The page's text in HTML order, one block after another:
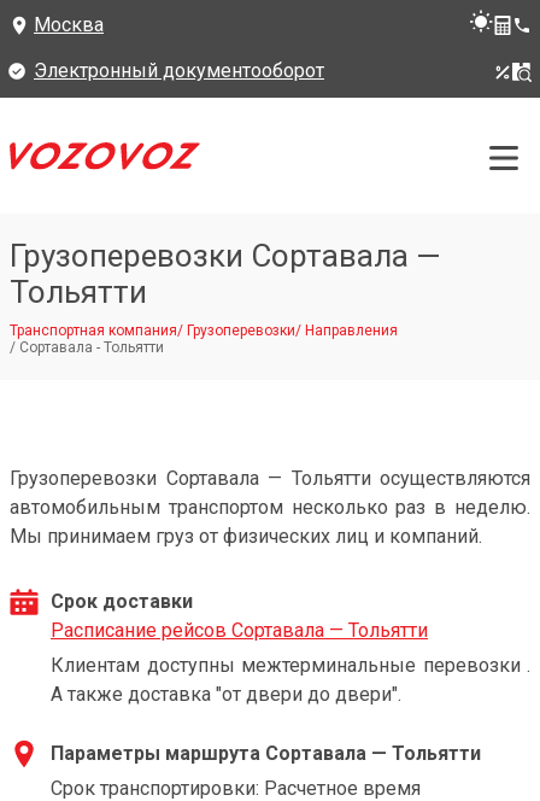
Москва
Электронный документооборот
Грузоперевозки Сортавала —
Тольятти
Транспортная компания/ Грузоперевозки/ Направления
/ Сортавала - Тольятти
Грузоперевозки Сортавала — Тольятти осуществляются
автомобильным транспортом несколько раз в неделю.
Мы принимаем груз от физических лиц и компаний.
Срок доставки
Расписание рейсов Сортавала — Тольятти
Клиентам доступны межтерминальные перевозки .
А также доставка "от двери до двери".
Параметры маршрута Сортавала — Тольятти
Срок транспортировки: Расчетное время